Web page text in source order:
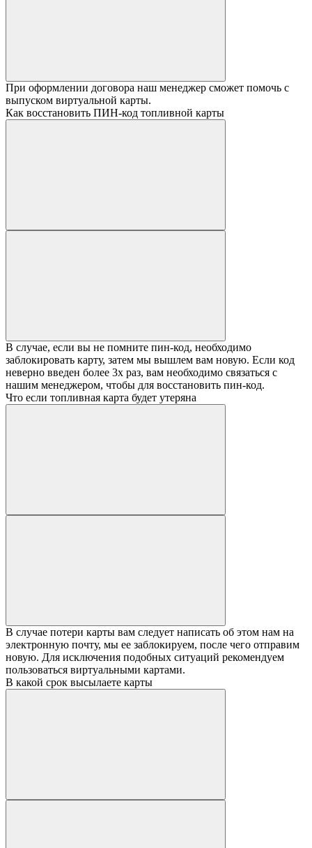
При оформлении договора наш менеджер сможет помочь с
выпуском виртуальной карты.
Как восстановить ПИН-код топливной карты
В случае, если вы не помните пин-код, необходимо
заблокировать карту, затем мы вышлем вам новую. Если код
неверно введен более 3х раз, вам необходимо связаться с
нашим менеджером, чтобы для восстановить пин-код.
Что если топливная карта будет утеряна
В случае потери карты вам следует написать об этом нам на
электронную почту, мы ее заблокируем, после чего отправим
новую. Для исключения подобных ситуаций рекомендуем
пользоваться виртуальными картами.
В какой срок высылаете карты